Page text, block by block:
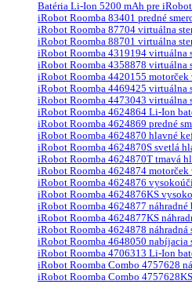
Batéria Li-Ion 5200 mAh pre
iRobot Roomba 83401 predné
iRobot Roomba 87704 virtuálna
iRobot Roomba 88701 virtuálna
iRobot Roomba 4319194 virtuálna
iRobot Roomba 4358878 virtuálna
iRobot Roomba 4420155
iRobot Roomba 4469425 virtuálna
iRobot Roomba 4473043 virtuálna
iRobot Roomba 4624864 Li-Ion
iRobot Roomba 4624869 predné
iRobot Roomba 4624870 hlavné
iRobot Roomba 4624870S svetlá
iRobot Roomba 4624870T tmavá
iRobot Roomba 4624874
iRobot Roomba 4624876
iRobot Roomba 4624876KS
iRobot Roomba 4624877 náhradné
iRobot Roomba 4624877KS
iRobot Roomba 4624878 náhradná
iRobot Roomba 4648050 nabíjacia
iRobot Roomba 4706313 Li-Ion
iRobot Roomba Combo 4757628
iRobot Roomba Combo